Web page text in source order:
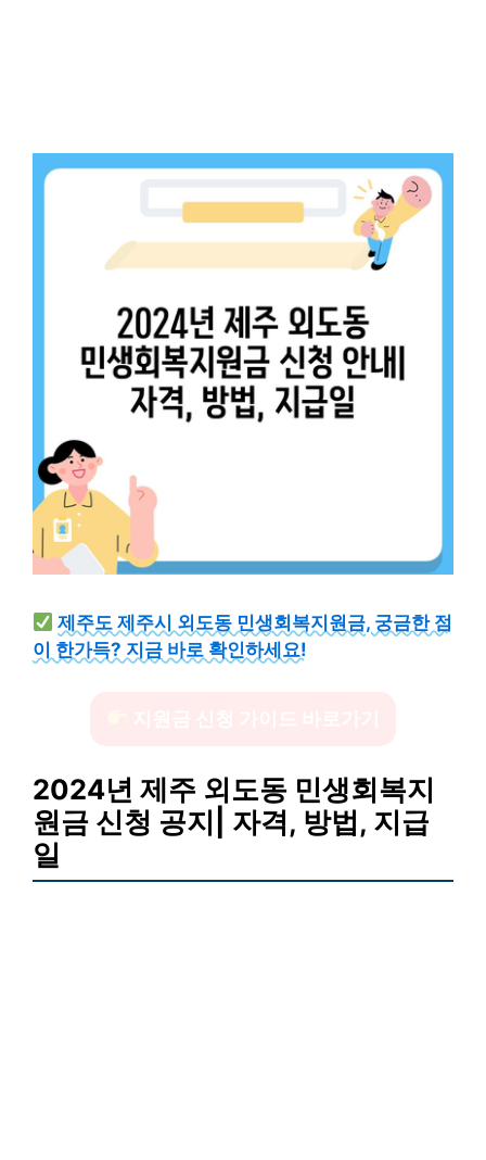
제주도 제주시 외도동 민생회복지원금, 궁금한 점
이 한가득? 지금 바로 확인하세요!
2024년 제주 외도동 민생회복지
원금 신청 공지| 자격, 방법, 지급
일